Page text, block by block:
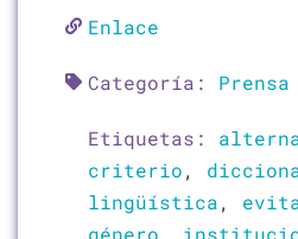
Enlace
Categoría:
Etiquetas:
criterio,
lingüística,
género,